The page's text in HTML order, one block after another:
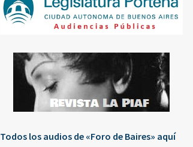
Todos los audios de «Foro de Baires» aquí